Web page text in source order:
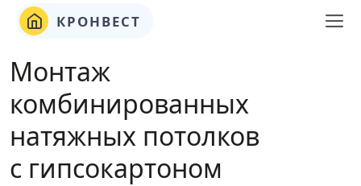
КРОНВЕСТ
Монтаж
комбинированных
натяжных потолков
с гипсокартоном